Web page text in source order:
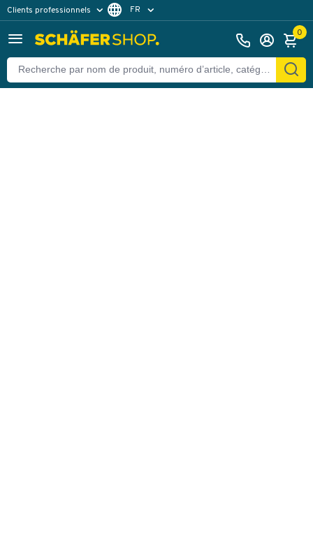
Clients professionnels
Clients particuliers
FR
0
Retour